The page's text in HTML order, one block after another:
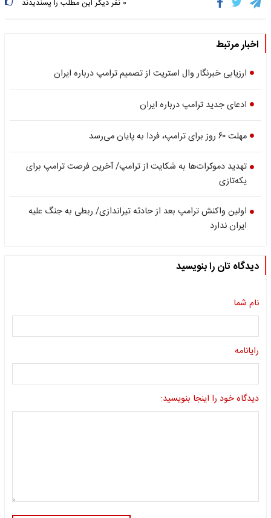
۰ نفر دیگر این مطلب را پسندیدند
اخبار مرتبط
ارزیابی خبرنگار وال استریت از تصمیم ترامپ درباره ایران
ادعای جدید ترامپ درباره ایران
مهلت ۶۰ روز برای ترامپ، فردا به پایان می‌رسد
تهدید دموکرات‌ها به شکایت از ترامپ/ آخرین فرصت ترامپ برای
یکه‌تازی
اولین واکنش ترامپ بعد از حادثه تیراندازی/ ربطی به جنگ علیه
ایران ندارد
دیدگاه تان را بنویسید
نام شما
رایانامه
دیدگاه خود را اینجا بنویسید: